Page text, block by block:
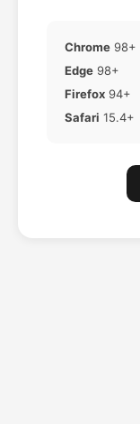
Chrome 98+
Edge 98+
Firefox 94+
Safari 15.4+